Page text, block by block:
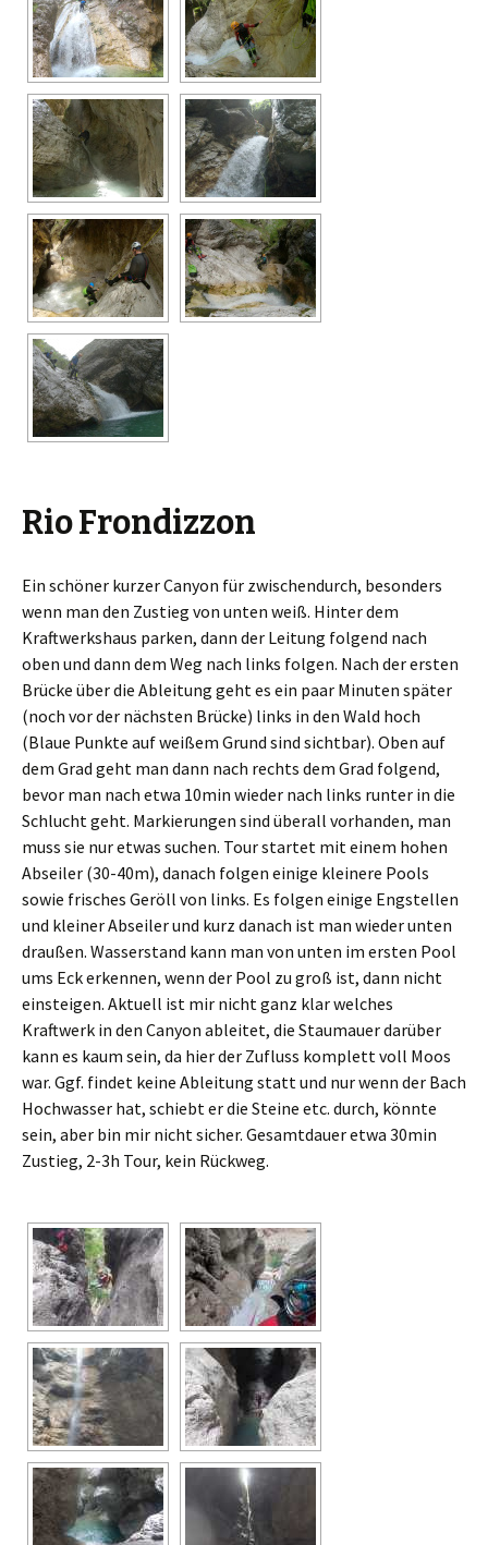
Rio Frondizzon
Ein schöner kurzer Canyon für zwischendurch, besonders
wenn man den Zustieg von unten weiß. Hinter dem
Kraftwerkshaus parken, dann der Leitung folgend nach
oben und dann dem Weg nach links folgen. Nach der ersten
Brücke über die Ableitung geht es ein paar Minuten später
(noch vor der nächsten Brücke) links in den Wald hoch
(Blaue Punkte auf weißem Grund sind sichtbar). Oben auf
dem Grad geht man dann nach rechts dem Grad folgend,
bevor man nach etwa 10min wieder nach links runter in die
Schlucht geht. Markierungen sind überall vorhanden, man
muss sie nur etwas suchen. Tour startet mit einem hohen
Abseiler (30-40m), danach folgen einige kleinere Pools
sowie frisches Geröll von links. Es folgen einige Engstellen
und kleiner Abseiler und kurz danach ist man wieder unten
draußen. Wasserstand kann man von unten im ersten Pool
ums Eck erkennen, wenn der Pool zu groß ist, dann nicht
einsteigen. Aktuell ist mir nicht ganz klar welches
Kraftwerk in den Canyon ableitet, die Staumauer darüber
kann es kaum sein, da hier der Zufluss komplett voll Moos
war. Ggf. findet keine Ableitung statt und nur wenn der Bach
Hochwasser hat, schiebt er die Steine etc. durch, könnte
sein, aber bin mir nicht sicher. Gesamtdauer etwa 30min
Zustieg, 2-3h Tour, kein Rückweg.